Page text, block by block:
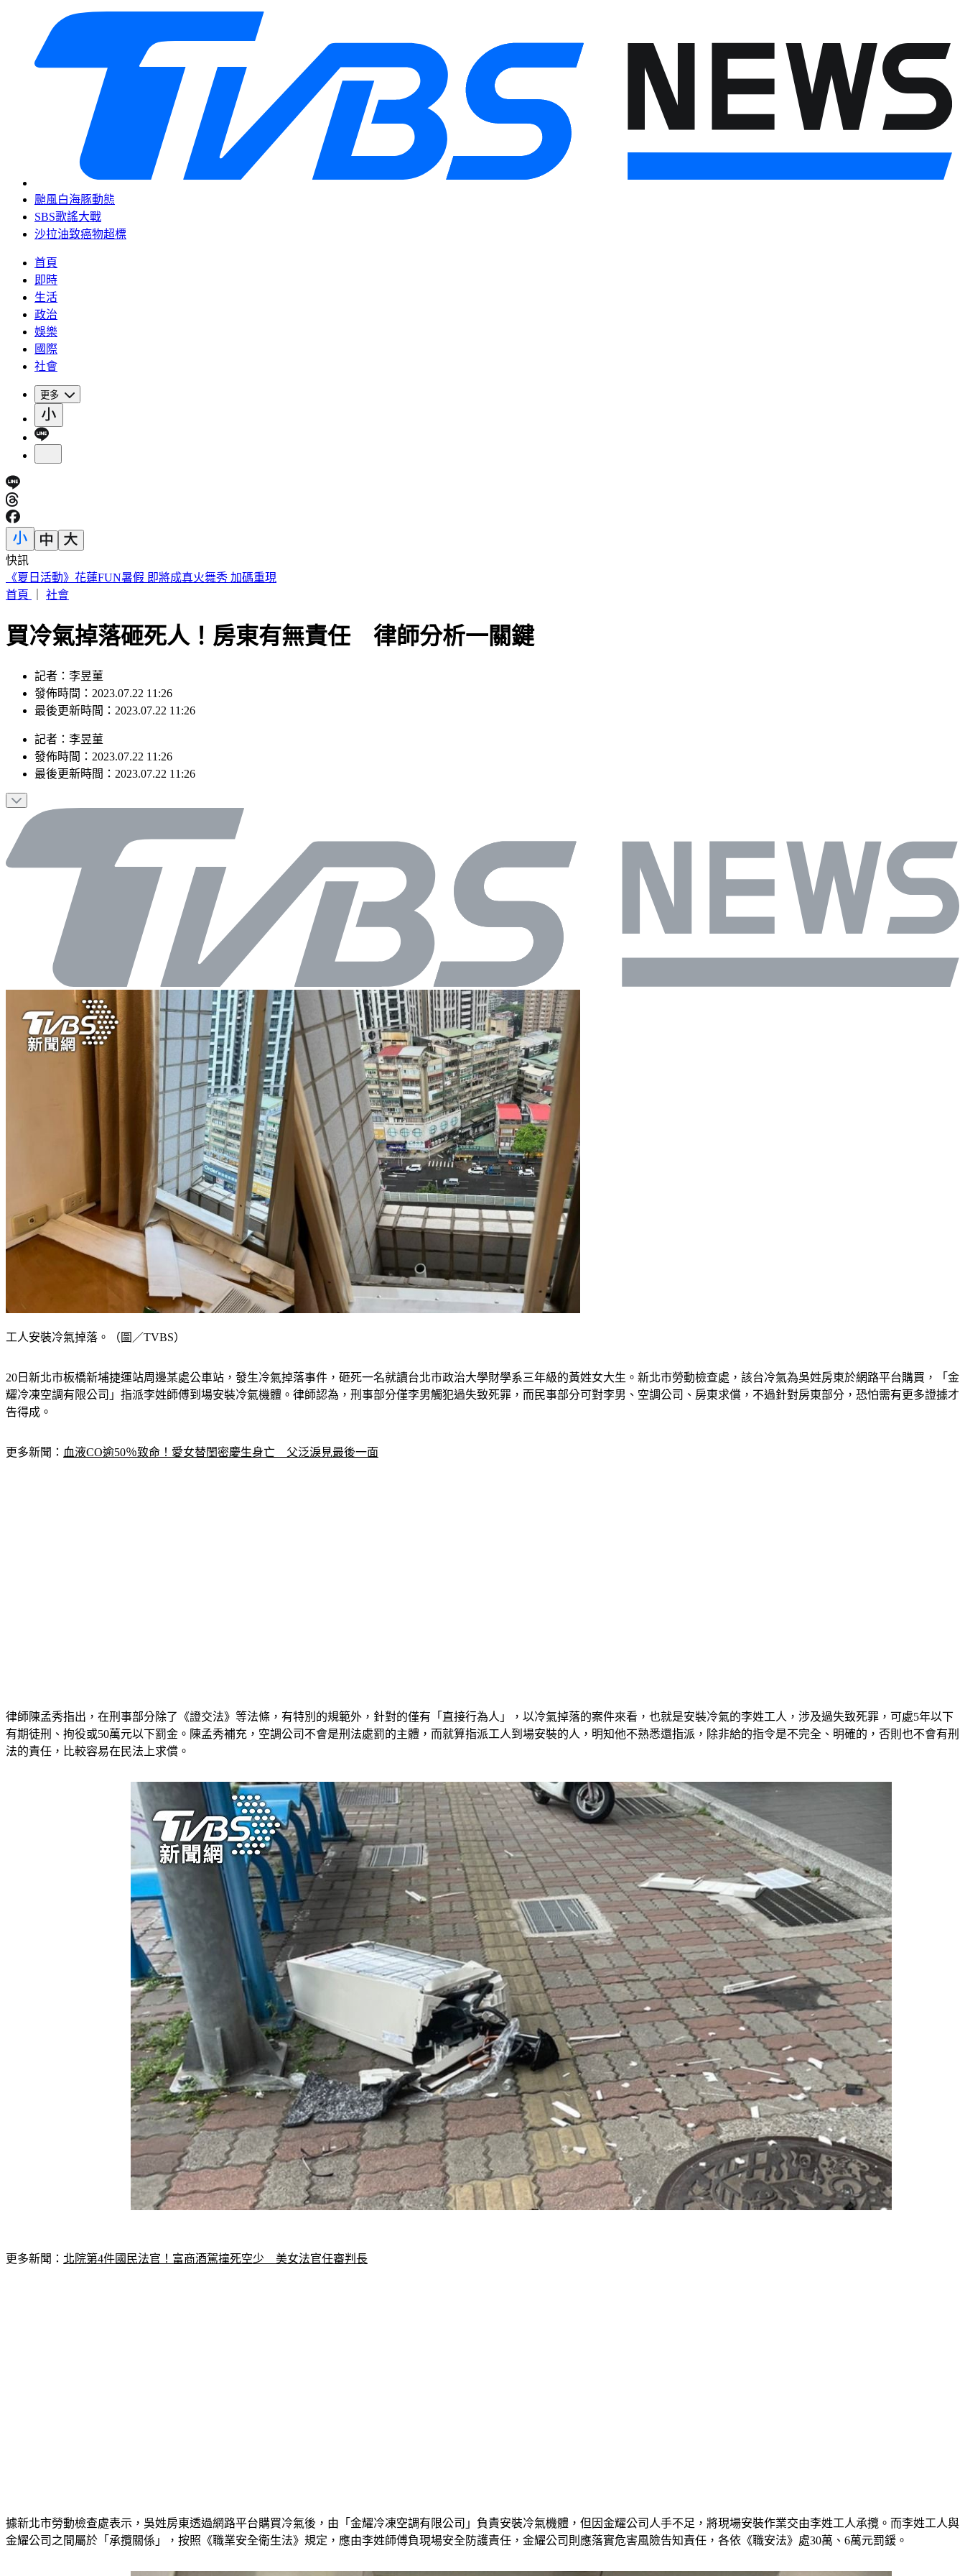
颱風白海豚動態
SBS歌謠大戰
沙拉油致癌物超標
首頁
即時
生活
政治
娛樂
國際
社會
更多
快訊
188萬《龍藏經》賣掉了！大戶不甩7折 店員爆「付現買原價」
首頁
社會
買冷氣掉落砸死人！房東有無責任 律師分析一關鍵
記者：李昱菫
發佈時間：2023.07.22 11:26
最後更新時間：2023.07.22 11:26
記者 ： 李昱菫
發佈時間： 2023.07.22 11:26
最後更新時間： 2023.07.22 11:26
工人安裝冷氣掉落。（圖／TVBS）
20日新北市板橋新埔捷運站周邊某處公車站，發生冷氣掉落事件，砸死一名就讀台北市政治大學財學系三年級的黃姓女大生。新北市勞動檢查處，該台冷氣為吳姓房東於網路平台購買，「金
耀冷凍空調有限公司」指派李姓師傅到場安裝冷氣機體。律師認為，刑事部分僅李男觸犯過失致死罪，而民事部分可對李男、空調公司、房東求償，不過針對房東部分，恐怕需有更多證據才
告得成。
更多新聞： 血液CO逾50％致命！愛女替閨密慶生身亡　父泛淚見最後一面
律師陳孟秀指出，在刑事部分除了《證交法》等法條，有特別的規範外，針對的僅有「直接行為人」，以冷氣掉落的案件來看，也就是安裝冷氣的李姓工人，涉及過失致死罪，可處5年以下
有期徒刑、拘役或50萬元以下罰金。陳孟秀補充，空調公司不會是刑法處罰的主體，而就算指派工人到場安裝的人，明知他不熟悉還指派，除非給的指令是不完全、明確的，否則也不會有刑
法的責任，比較容易在民法上求償。
更多新聞： 北院第4件國民法官！富商酒駕撞死空少　美女法官任審判長
據新北市勞動檢查處表示，吳姓房東透過網路平台購買冷氣後，由「金耀冷凍空調有限公司」負責安裝冷氣機體，但因金耀公司人手不足，將現場安裝作業交由李姓工人承攬。而李姓工人與
金耀公司之間屬於「承攬關係」，按照《職業安全衛生法》規定，應由李姓師傅負現場安全防護責任，金耀公司則應落實危害風險告知責任，各依《職安法》處30萬、6萬元罰鍰。